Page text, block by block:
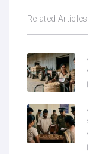
Related Articles